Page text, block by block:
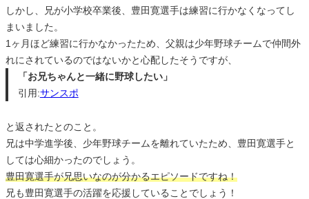
しかし、兄が小学校卒業後、豊田寛選手は練習に行かなくなってし
まいました。
1ヶ月ほど練習に行かなかったため、父親は少年野球チームで仲間外
れにされているのではないかと心配したそうですが、
「お兄ちゃんと一緒に野球したい」
引用:サンスポ
と返されたとのこと。
兄は中学進学後、少年野球チームを離れていたため、豊田寛選手と
しては心細かったのでしょう。
豊田寛選手が兄思いなのが分かるエピソードですね！
兄も豊田寛選手の活躍を応援していることでしょう！